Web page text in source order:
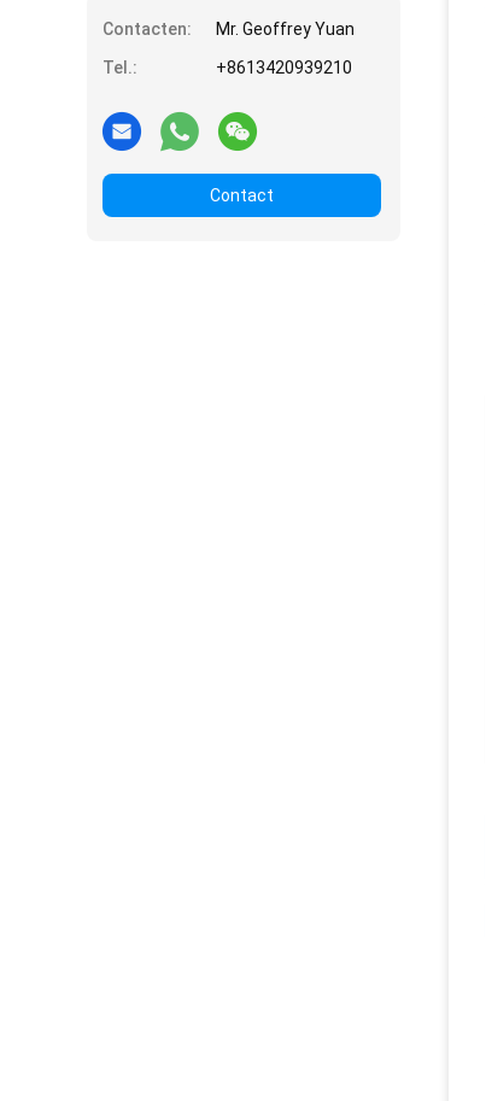
Contacten:
Mr. Geoffrey Yuan
Tel.:
+8613420939210
Contact